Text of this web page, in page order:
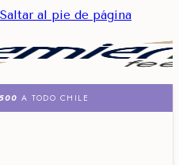
Saltar al pie de página
A TODO CHILE